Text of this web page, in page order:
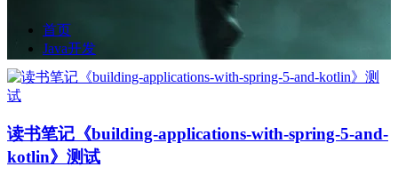
首页
Java开发
读书笔记《building-applications-with-spring-5-and-
kotlin》测试